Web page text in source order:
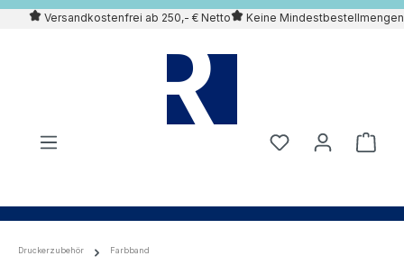
springen
Versandkostenfrei ab 250,- € Netto Keine Mindestbestellmengen
Druckerzubehör Farbband